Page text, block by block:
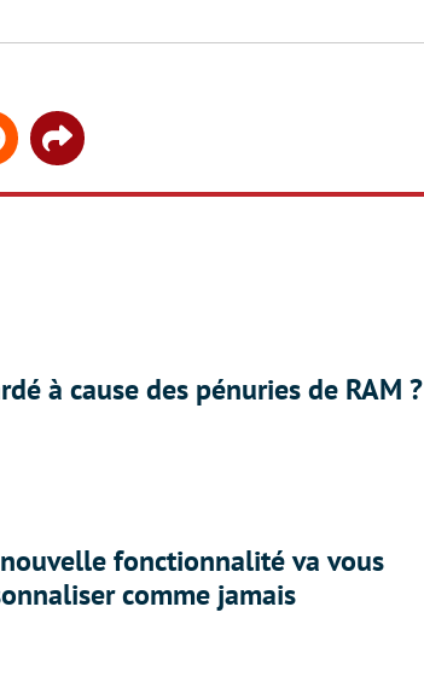
Share
à cause des pénuries de RAM ?
fonctionnalité va vous
comme jamais